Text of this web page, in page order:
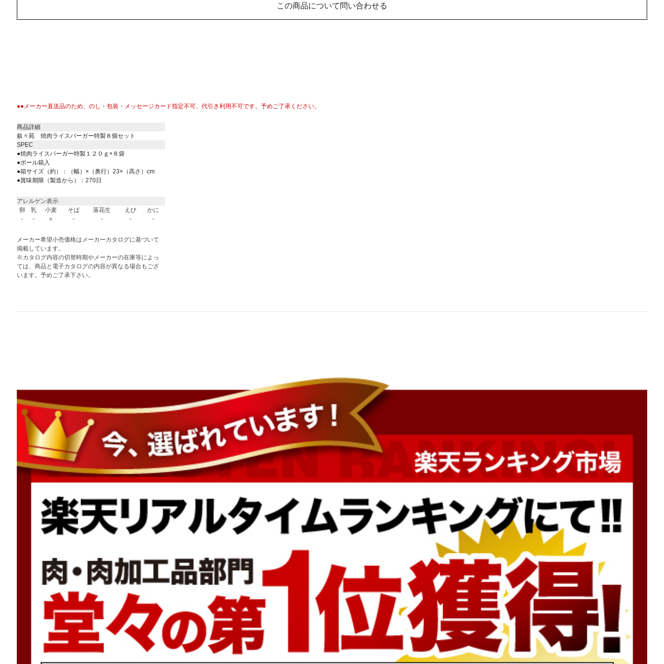
この商品について問い合わせる
●●メーカー直送品のため、のし・包装・メッセージカード指定不可、代引き利用不可です。予めご了承ください。
商品詳細
叙々苑 焼肉ライスバーガー特製８個セット
SPEC
●焼肉ライスバーガー特製１２０ｇ×８袋
●ボール箱入
●箱サイズ（約）：（幅）×（奥行）23×（高さ）cm
●賞味期限（製造から）：270日
アレルゲン表示
卵
乳 小麦 そば 落花生 えび
かに
-
- ○ - - - -
メーカー希望小売価格はメーカーカタログに基づいて
掲載しています。
※カタログ内容の切替時期やメーカーの在庫等によっ
ては、商品と電子カタログの内容が異なる場合もござ
います。予めご了承下さい。